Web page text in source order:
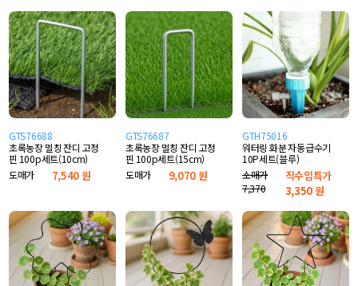
GTS76688
초록농장 멀칭 잔디 고정
핀 100p세트(10cm)
도매가
7,540 원
GTS76687
초록농장 멀칭 잔디 고정
핀 100p세트(15cm)
도매가
9,070 원
GTH75016
워터링 화분 자동급수기
10P세트(블루)
소매가
7,370
직수입특가
3,350원